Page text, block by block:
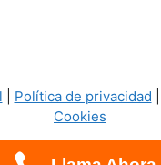
Política de privacidad
Cookies